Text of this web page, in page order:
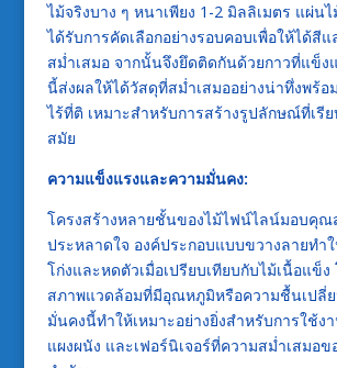
ไม้จริงบาง ๆ หนาเพียง 1-2 มิลลิเมตร แผ่น
ได้รับการคัดเลือกอย่างรอบคอบเพื่อให้ได้สี
สม่ำเสมอ จากนั้นจึงยึดติดกันด้วยกาวที่แข็ง
นี้ส่งผลให้ได้วัสดุที่สม่ำเสมออย่างน่าทึ่งพร้อ
ไร้ที่ติ เหมาะสำหรับการสร้างรูปลักษณ์ที่เรี
สมัย
ความแข็งแรงและความมั่นคง:
โครงสร้างหลายชั้นของไม้ไฟน์ไลน์มอบคุ
ประหลาดใจ องค์ประกอบแบบขวางลายทำ
โก่งและหดตัวเมื่อเปรียบเทียบกับไม้เนื้อแข็ง
สภาพแวดล้อมที่มีอุณหภูมิหรือความชื้นเปลี่
มั่นคงนี้ทำให้เหมาะอย่างยิ่งสำหรับการใช้ง
แผงผนัง และเฟอร์นิเจอร์ที่ความสม่ำเสมอ